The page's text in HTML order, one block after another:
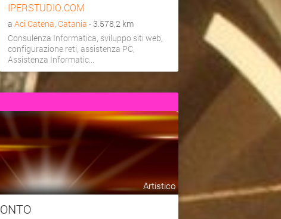
IPERSTUDIO.COM
a Aci Catena, Catania - 3.578,2 km
Consulenza Informatica, sviluppo siti web,
configurazione reti, assistenza PC,
Assistenza Informatic...
Artistico